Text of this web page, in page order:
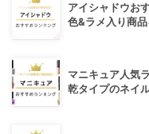
アイシャドウお
色&ラメ入り商品
マニキュア人気
乾タイプのネイ